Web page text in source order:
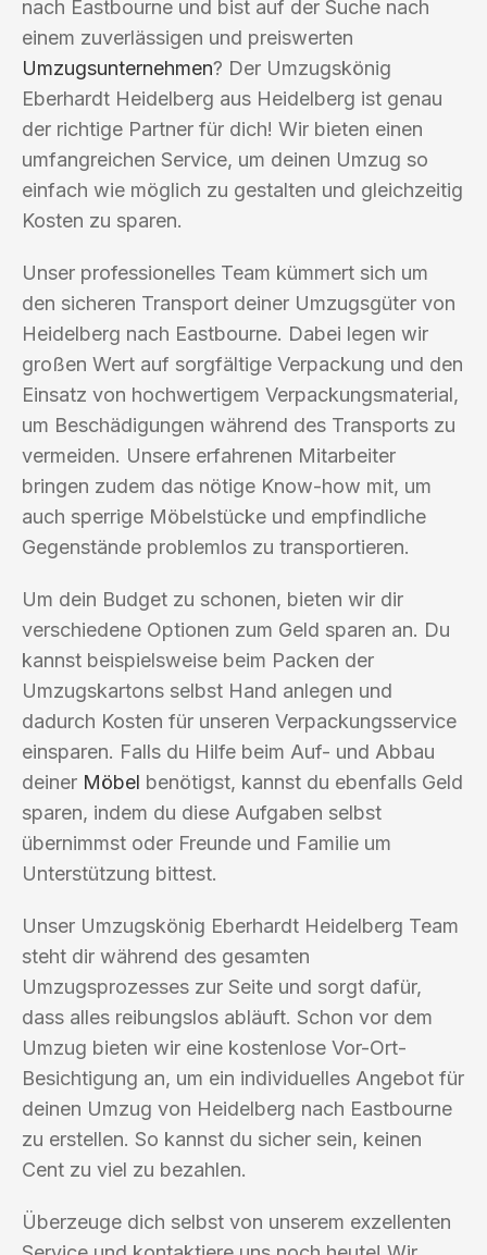
nach Eastbourne und bist auf der Suche nach
einem zuverlässigen und preiswerten
Umzugsunternehmen? Der Umzugskönig
Eberhardt Heidelberg aus Heidelberg ist genau
der richtige Partner für dich! Wir bieten einen
umfangreichen Service, um deinen Umzug so
einfach wie möglich zu gestalten und gleichzeitig
Kosten zu sparen.
Unser professionelles Team kümmert sich um
den sicheren Transport deiner Umzugsgüter von
Heidelberg nach Eastbourne. Dabei legen wir
großen Wert auf sorgfältige Verpackung und den
Einsatz von hochwertigem Verpackungsmaterial,
um Beschädigungen während des Transports zu
vermeiden. Unsere erfahrenen Mitarbeiter
bringen zudem das nötige Know-how mit, um
auch sperrige Möbelstücke und empfindliche
Gegenstände problemlos zu transportieren.
Um dein Budget zu schonen, bieten wir dir
verschiedene Optionen zum Geld sparen an. Du
kannst beispielsweise beim Packen der
Umzugskartons selbst Hand anlegen und
dadurch Kosten für unseren Verpackungsservice
einsparen. Falls du Hilfe beim Auf- und Abbau
deiner Möbel benötigst, kannst du ebenfalls Geld
sparen, indem du diese Aufgaben selbst
übernimmst oder Freunde und Familie um
Unterstützung bittest.
Unser Umzugskönig Eberhardt Heidelberg Team
steht dir während des gesamten
Umzugsprozesses zur Seite und sorgt dafür,
dass alles reibungslos abläuft. Schon vor dem
Umzug bieten wir eine kostenlose Vor-Ort-
Besichtigung an, um ein individuelles Angebot für
deinen Umzug von Heidelberg nach Eastbourne
zu erstellen. So kannst du sicher sein, keinen
Cent zu viel zu bezahlen.
Überzeuge dich selbst von unserem exzellenten